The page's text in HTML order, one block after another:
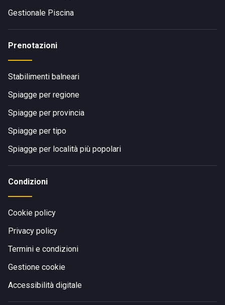
Gestionale Piscina
Prenotazioni
Stabilimenti balneari
Spiagge per regione
Spiagge per provincia
Spiagge per tipo
Spiagge per località più popolari
Condizioni
Cookie policy
Privacy policy
Termini e condizioni
Gestione cookie
Accessibilità digitale